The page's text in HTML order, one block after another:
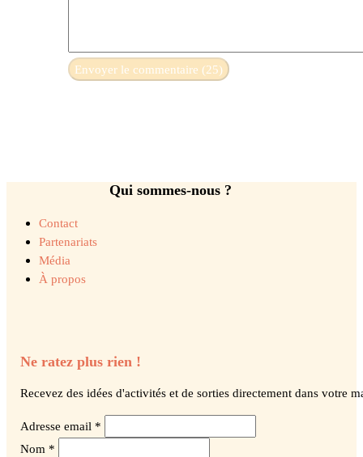
Qui sommes-nous ?
Contact
Partenariats
Média
À propos
Ne ratez plus rien !
Recevez des idées d'activités et de sorties directement dans votre
Adresse email *
Nom *